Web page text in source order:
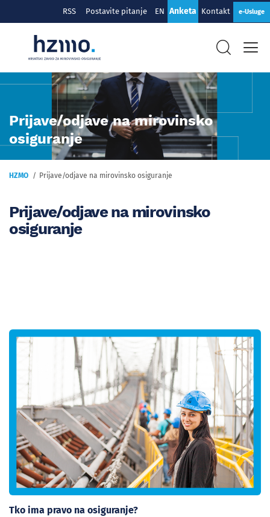
RSS Postavite pitanje EN Anketa Kontakt e-Usluge
Prijave/odjave na mirovinsko
osiguranje
HZMO Prijave/odjave na mirovinsko osiguranje
Prijave/odjave na mirovinsko
osiguranje
Tko ima pravo na osiguranje?